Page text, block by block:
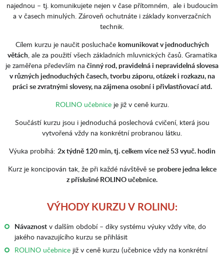
najednou – tj. komunikujete nejen v čase přítomném, ale i budoucím
a v časech minulých. Zároveň ochutnáte i základy konverzačních
technik.
Cílem kurzu je naučit posluchače komunikovat v jednoduchých
větách, ale za použití všech základních mluvnických časů. Gramatika
je zaměřena především na činný rod, pravidelná i nepravidelná slovesa
v různých jednoduchých časech, tvorbu záporu, otázek i rozkazu, na
práci se zvratnými slovesy, na zájmena osobní i přivlastňovací atd.
ROLINO učebniceje již v ceně kurzu.
Součástí kurzu jsou i jednoduchá poslechová cvičení, která jsou
vytvořená vždy na konkrétní probranou látku.
Výuka probíhá: 2x týdně 120 min, tj. celkem více než 53 vyuč. hodin
Kurz je koncipován tak, že při každé návštěvě se probere jedna lekce
z příslušné ROLINO učebnice.
VÝHODY KURZU V ROLINU:
Návaznostv dalším období – díky systému výuky vždy víte, do
jakého navazujícího kurzu se přihlásit
ROLINO učebnicejiž v ceně kurzu (učebnice vždy na konkrétní